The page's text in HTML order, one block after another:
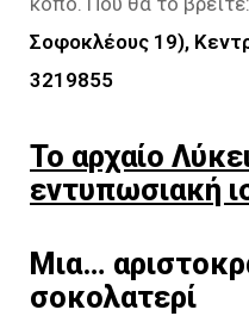
Σοφοκλέους 19),
3219855
Το αρχαίο
εντυπωσιακή
Μια…
σοκολατερί